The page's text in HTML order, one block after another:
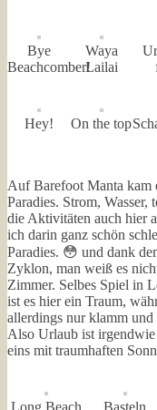
Bye
Beachcomber!
Waya
Lailai
Hey! On the top
Auf Barefoot Manta kam
Paradies. Strom, Wasser,
die Aktivitäten auch hier
ich darin ganz schön
Paradies. 😳 und dank
Zyklon, man weiß es
Zimmer. Selbes Spiel in
ist es hier ein Traum,
allerdings nur klamm
Also Urlaub ist irgendwie
eins mit traumhaften
Long Beach Basteln